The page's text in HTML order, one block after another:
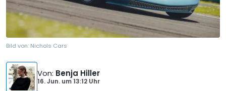
Bild von: Nichols Cars
Von: Benja Hiller
16. Jun. um13:12 Uhr